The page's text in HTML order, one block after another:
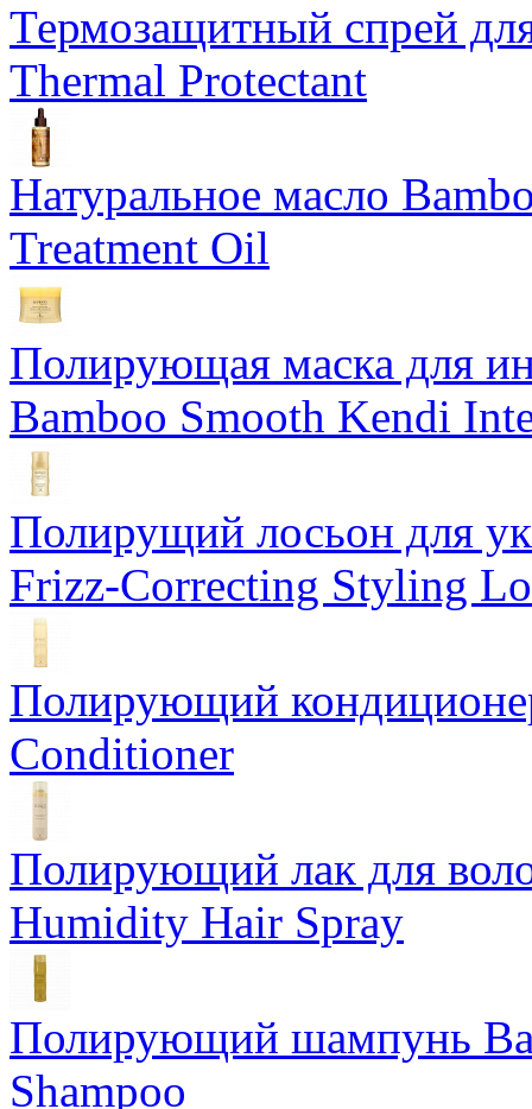
Термозащитный спрей
Thermal Protectant
Натуральное масло
Treatment Oil
Полирующая маска для
Bamboo Smooth Kendi
Полирущий лосьон для
Frizz-Correcting Styling
Полирующий
Conditioner
Полирующий лак для
Humidity Hair Spray
Полирующий шампунь
Shampoo